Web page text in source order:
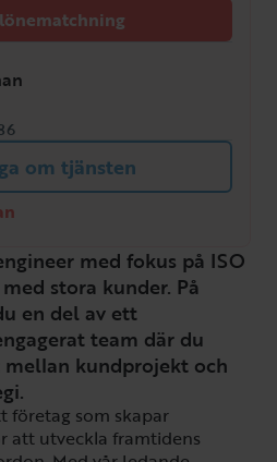
om tjänsten
med fokus på ISO
stora kunder. På
en del av ett
team där du
kundprojekt och
företag som skapar
att utveckla framtidens